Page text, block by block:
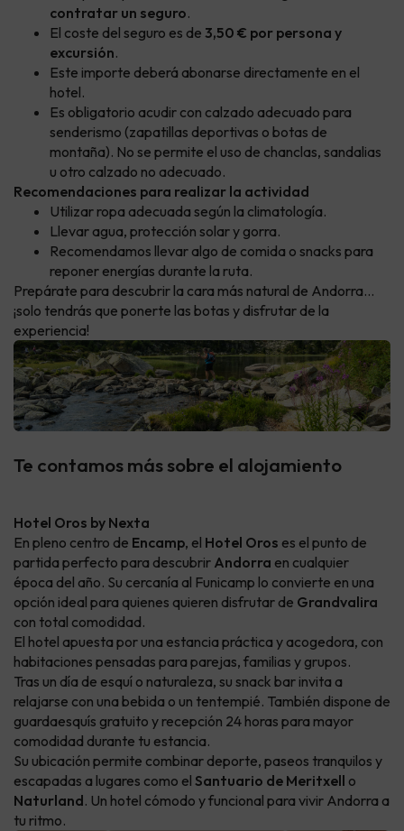
contratar un seguro.
El coste del seguro es de 3,50 € por persona y
excursión.
Este importe deberá abonarse directamente en el
hotel.
Es obligatorio acudir con calzado adecuado para
senderismo (zapatillas deportivas o botas de
montaña). No se permite el uso de chanclas, sandalias
u otro calzado no adecuado.
Recomendaciones para realizar la actividad
Utilizar ropa adecuada según la climatología.
Llevar agua, protección solar y gorra.
Recomendamos llevar algo de comida o snacks para
reponer energías durante la ruta.
Prepárate para descubrir la cara más natural de Andorra…
¡solo tendrás que ponerte las botas y disfrutar de la
experiencia!
Te contamos más sobre el alojamiento
Hotel Oros by Nexta
En pleno centro de Encamp, el Hotel Oros es el punto de
partida perfecto para descubrir Andorra en cualquier
época del año. Su cercanía al Funicamp lo convierte en una
opción ideal para quienes quieren disfrutar de Grandvalira
con total comodidad.
El hotel apuesta por una estancia práctica y acogedora, con
habitaciones pensadas para parejas, familias y grupos.
Tras un día de esquí o naturaleza, su snack bar invita a
relajarse con una bebida o un tentempié. También dispone de
guardaesquís gratuito y recepción 24 horas para mayor
comodidad durante tu estancia.
Su ubicación permite combinar deporte, paseos tranquilos y
escapadas a lugares como el Santuario de Meritxell o
Naturland. Un hotel cómodo y funcional para vivir Andorra a
tu ritmo.